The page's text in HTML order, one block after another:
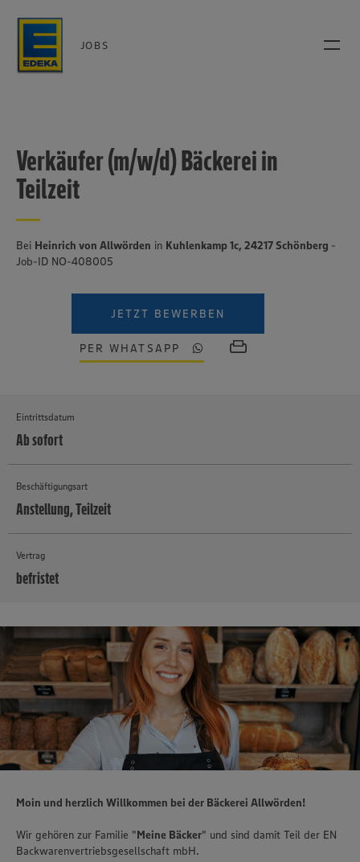
JOBS
Verkäufer (m/w/d) Bäckerei in
Teilzeit
Bei Heinrich von Allwörden in Kuhlenkamp 1c, 24217 Schönberg -
Job-ID NO-408005
JETZT BEWERBEN
PER WHATSAPP
Eintrittsdatum
Ab sofort
Beschäftigungsart
Anstellung, Teilzeit
Vertrag
befristet
Moin und herzlich Willkommen bei der Bäckerei Allwörden!
Wir gehören zur Familie "Meine Bäcker" und sind damit Teil der EN
Backwarenvertriebsgesellschaft mbH.